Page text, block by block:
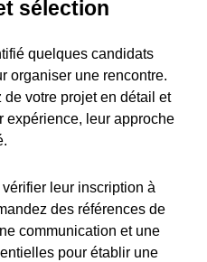
sélection
quelques candidats
organiser une rencontre.
de votre projet en détail et
expérience, leur approche
leur inscription à
des références de
communication et une
pour établir une